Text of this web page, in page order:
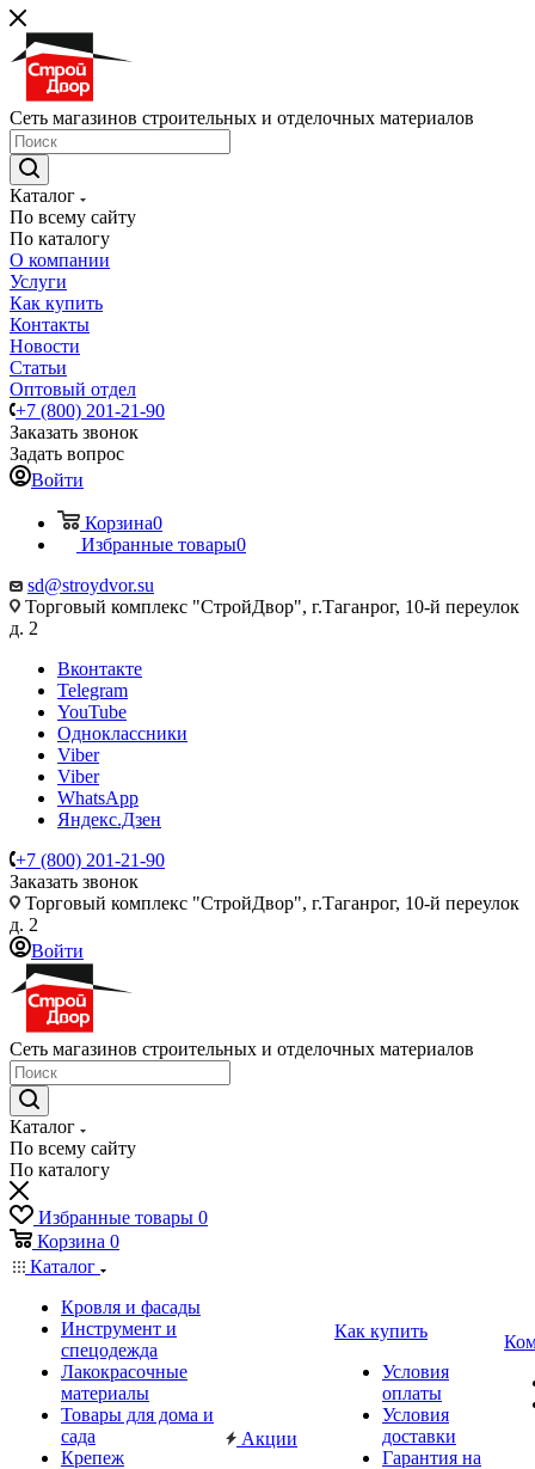
Сеть магазинов строительных и отделочных материалов
Каталог
По всему сайту
По каталогу
О компании
Услуги
Как купить
Контакты
Новости
Статьи
Оптовый отдел
+7 (800) 201-21-90
Заказать звонок
Задать вопрос
Войти
Корзина0
Избранные товары0
sd@stroydvor.su
Торговый комплекс "СтройДвор", г.Таганрог, 10-й переулок
д. 2
Вконтакте
Telegram
YouTube
Одноклассники
Viber
Viber
WhatsApp
Яндекс.Дзен
+7 (800) 201-21-90
Заказать звонок
Торговый комплекс "СтройДвор", г.Таганрог, 10-й переулок
д. 2
Войти
Сеть магазинов строительных и отделочных материалов
Каталог
По всему сайту
По каталогу
Избранные товары 0
Корзина 0
Каталог
Кровля и фасады
Инструмент и
спецодежда
Лакокрасочные
материалы
Товары для дома и
сада
Крепеж
Акции
Как купить
Условия
оплаты
Условия
доставки
Гарантия на